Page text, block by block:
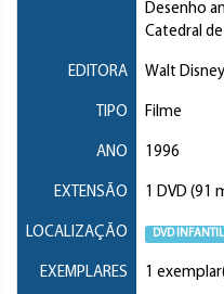
Desenho
Catedral
EDITORA Walt
TIPO Filme
ANO 1996
EXTENSÃO 1 DVD (91
LOCALIZAÇÃO DVD
EXEMPLARES 1